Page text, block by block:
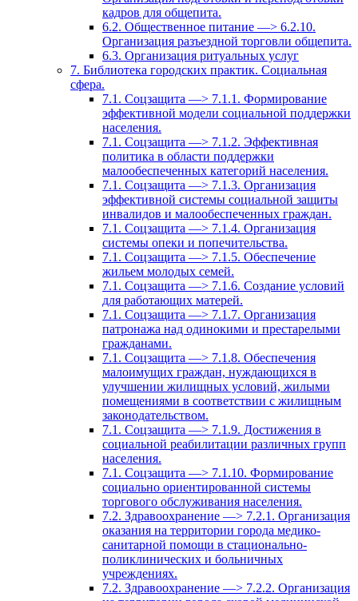
кадров для общепита.
6.2. Общественное питание —> 6.2.10.
Организация разъездной торговли общепита.
6.3. Организация ритуальных услуг
7. Библиотека городских практик. Социальная
сфера.
7.1. Соцзащита —> 7.1.1. Формирование
эффективной модели социальной поддержки
населения.
7.1. Соцзащита —> 7.1.2. Эффективная
политика в области поддержки
малообеспеченных категорий населения.
7.1. Соцзащита —> 7.1.3. Организация
эффективной системы социальной защиты
инвалидов и малообеспеченных граждан.
7.1. Соцзащита —> 7.1.4. Организация
системы опеки и попечительства.
7.1. Соцзащита —> 7.1.5. Обеспечение
жильем молодых семей.
7.1. Соцзащита —> 7.1.6. Создание условий
для работающих матерей.
7.1. Соцзащита —> 7.1.7. Организация
патронажа над одинокими и престарелыми
гражданами.
7.1. Соцзащита —> 7.1.8. Обеспечения
малоимущих граждан, нуждающихся в
улучшении жилищных условий, жилыми
помещениями в соответствии с жилищным
законодательством.
7.1. Соцзащита —> 7.1.9. Достижения в
социальной реабилитации различных групп
населения.
7.1. Соцзащита —> 7.1.10. Формирование
социально ориентированной системы
торгового обслуживания населения.
7.2. Здравоохранение —> 7.2.1. Организация
оказания на территории города медико-
санитарной помощи в стационально-
поликлинических и больничных
учреждениях.
7.2. Здравоохранение —> 7.2.2. Организация